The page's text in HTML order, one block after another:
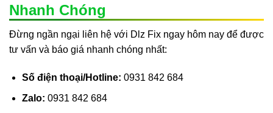
Nhanh Chóng
Đừng ngần ngại liên hệ với Dlz Fix ngay hôm nay để được
tư vấn và báo giá nhanh chóng nhất:
Số điện thoại/Hotline: 0931 842 684
Zalo: 0931 842 684